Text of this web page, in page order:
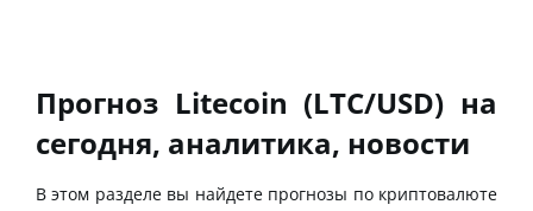
Прогноз Litecoin (LTC/USD) на
сегодня, аналитика, новости
В этом разделе вы найдете прогнозы по криптовалюте